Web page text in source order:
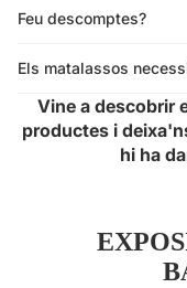
Feu descomptes?
Els matalassos
Vine a descobrir
productes i
hi ha